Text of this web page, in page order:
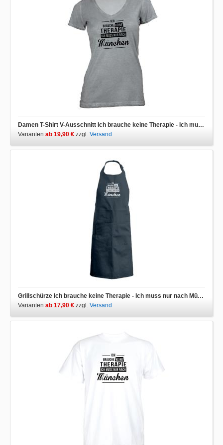
Damen T-Shirt V-Ausschnitt Ich brauche keine Therapie - Ich muss nur nach München
Varianten ab 19,90 € zzgl. Versand
Grillschürze Ich brauche keine Therapie - Ich muss nur nach München
Varianten ab 17,90 € zzgl. Versand